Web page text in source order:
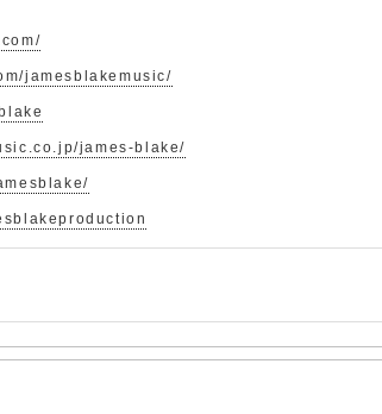
jamesblakemusic/
james-blake/